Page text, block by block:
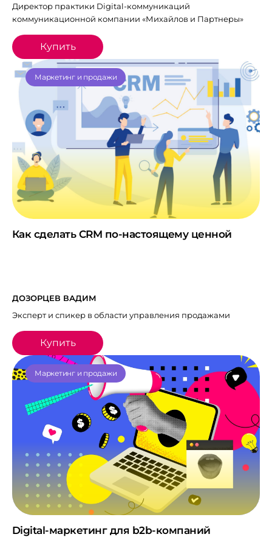
Директор практики Digital-коммуникаций
коммуникационной компании «Михайлов и Партнеры»
Купить
Как сделать CRM по-настоящему ценной
ДОЗОРЦЕВ ВАДИМ
Эксперт и спикер в области управления продажами
Купить
Маркетинг и продажи
Digital-маркетинг для b2b-компаний
Маркетинг и продажи